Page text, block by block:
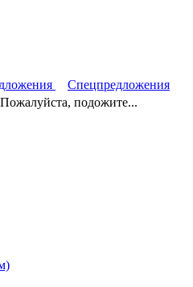
Спецпредложения
подожите...